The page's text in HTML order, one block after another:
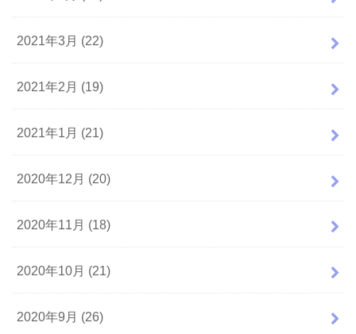
2021年3月 (22)
2021年2月 (19)
2021年1月 (21)
2020年12月 (20)
2020年11月 (18)
2020年10月 (21)
2020年9月 (26)